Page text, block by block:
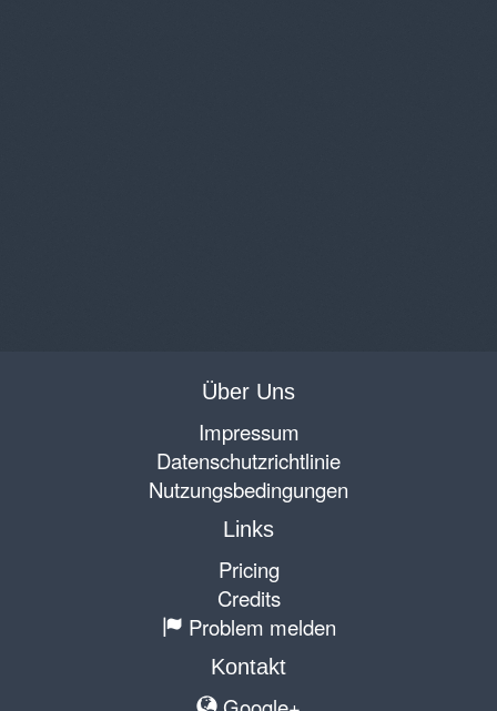
Über Uns
Impressum
Datenschutzrichtlinie
Nutzungsbedingungen
Links
Pricing
Credits
Problem melden
Kontakt